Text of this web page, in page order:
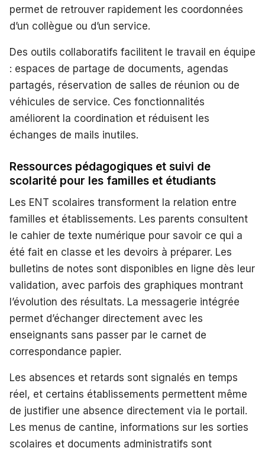
permet de retrouver rapidement les coordonnées
d’un collègue ou d’un service.
Des outils collaboratifs facilitent le travail en équipe
: espaces de partage de documents, agendas
partagés, réservation de salles de réunion ou de
véhicules de service. Ces fonctionnalités
améliorent la coordination et réduisent les
échanges de mails inutiles.
Ressources pédagogiques et suivi de
scolarité pour les familles et étudiants
Les ENT scolaires transforment la relation entre
familles et établissements. Les parents consultent
le cahier de texte numérique pour savoir ce qui a
été fait en classe et les devoirs à préparer. Les
bulletins de notes sont disponibles en ligne dès leur
validation, avec parfois des graphiques montrant
l’évolution des résultats. La messagerie intégrée
permet d’échanger directement avec les
enseignants sans passer par le carnet de
correspondance papier.
Les absences et retards sont signalés en temps
réel, et certains établissements permettent même
de justifier une absence directement via le portail.
Les menus de cantine, informations sur les sorties
scolaires et documents administratifs sont